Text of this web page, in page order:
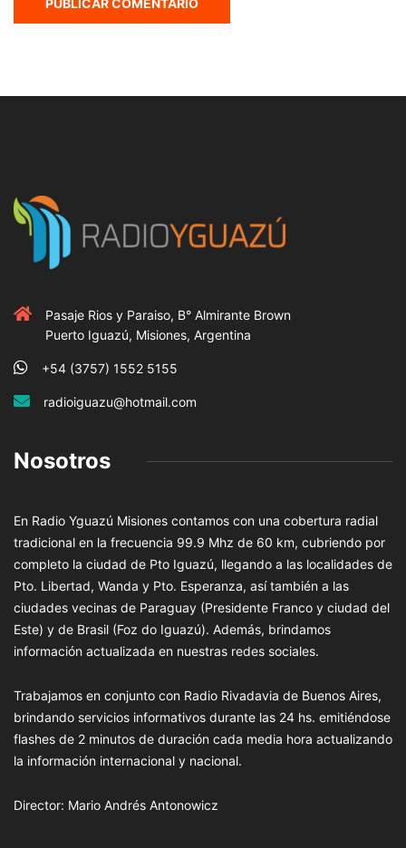
Pasaje Rios y Paraiso, B° Almirante Brown
Puerto Iguazú, Misiones, Argentina
+54 (3757) 1552 5155
radioiguazu@hotmail.com
Nosotros
En Radio Yguazú Misiones contamos con una cobertura radial
tradicional en la frecuencia 99.9 Mhz de 60 km, cubriendo por
completo la ciudad de Pto Iguazú, llegando a las localidades de
Pto. Libertad, Wanda y Pto. Esperanza, así también a las
ciudades vecinas de Paraguay (Presidente Franco y ciudad del
Este) y de Brasil (Foz do Iguazú). Además, brindamos
información actualizada en nuestras redes sociales.
Trabajamos en conjunto con Radio Rivadavia de Buenos Aires,
brindando servicios informativos durante las 24 hs. emitiéndose
flashes de 2 minutos de duración cada media hora actualizando
la información internacional y nacional.
Director: Mario Andrés Antonowicz